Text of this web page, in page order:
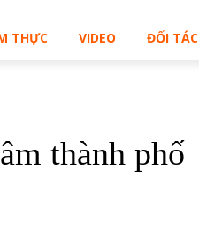
THỰC VIDEO ĐỐI TÁC
thành phố